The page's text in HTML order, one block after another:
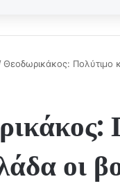
Θεοδωρικάκος: Πολύτιμο
οι